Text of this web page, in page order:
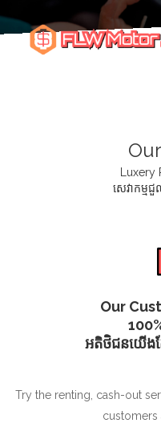
សេវាកម្
Our
អតិថិជនយើងត
Try the renting, cash-out
customers